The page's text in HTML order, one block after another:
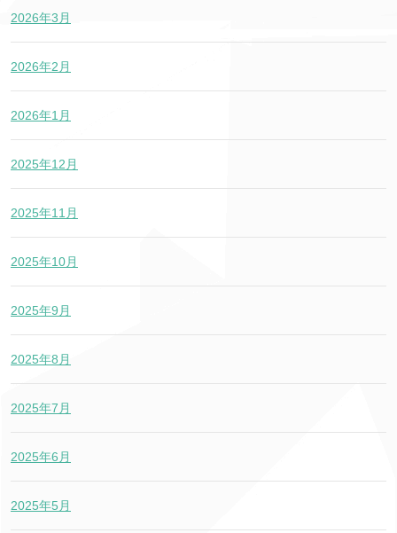
2026年3月
2026年2月
2026年1月
2025年12月
2025年11月
2025年10月
2025年9月
2025年8月
2025年7月
2025年6月
2025年5月